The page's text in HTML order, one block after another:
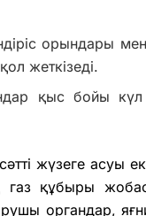
орындары
жеткізеді.
қыс бойы
жүзеге асуы
газ құбыры
органдар,